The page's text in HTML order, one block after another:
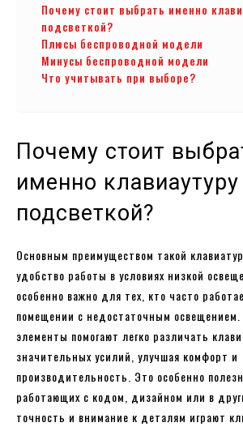
Почему стоит выбрать именно
подсветкой?
Плюсы беспроводной модели
Минусы беспроводной модели
Что учитывать при выборе?
Почему стоит
именно клавиаутуру
подсветкой?
Основным преимуществом такой
удобство работы в условиях низкой
особенно важно для тех, кто часто
помещении с недостаточным
элементы помогают легко различать
значительных усилий, улучшая комфорт и
производительность. Это особенно
работающих с кодом, дизайном или в
точность и внимание к деталям играют